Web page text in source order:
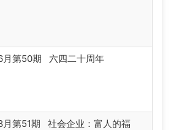
月第50期 六四二十周年
月第51期 社会企业：富人的福